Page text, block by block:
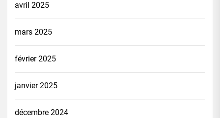
avril 2025
mars 2025
février 2025
janvier 2025
décembre 2024